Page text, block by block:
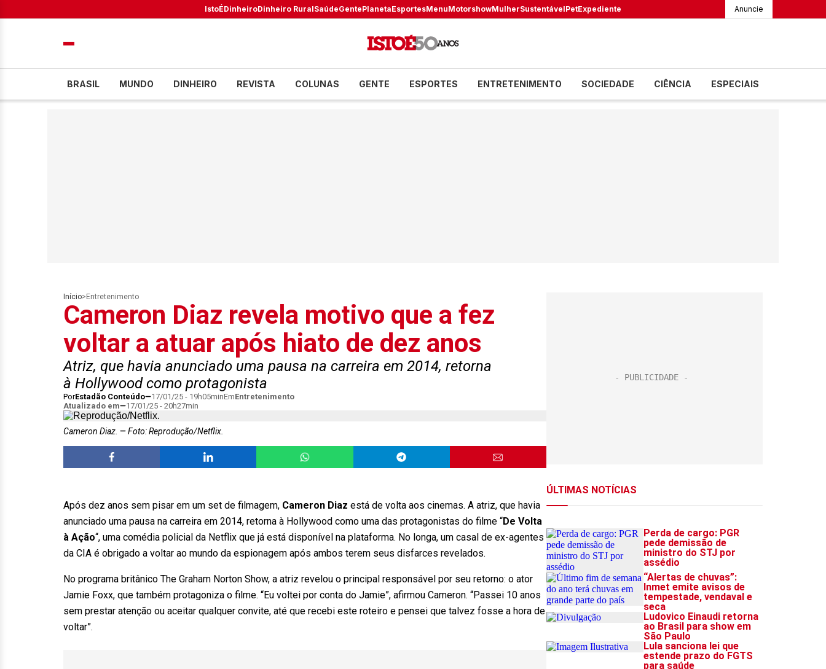
IstoÉDinheiroDinheiro RuralSaúdeGentePlanetaEsportesMenuMotorshowMulherSustentávelPetExpediente Anuncie
BRASIL MUNDO DINHEIRO REVISTA COLUNAS GENTE ESPORTES ENTRETENIMENTO SOCIEDADE CIÊNCIA ESPECIAIS
Início> Entretenimento
Cameron Diaz revela motivo que a fez
voltar a atuar após hiato de dez anos
Atriz, que havia anunciado uma pausa na carreira em 2014, retorna
à Hollywood como protagonista
PorEstadão Conteúdo 17/01/25 - 19h05minEmEntretenimento
Atualizado em
17/01/25 - 20h27min
Cameron Diaz. Foto: Reprodução/Netflix.
Após dez anos sem pisar em um set de filmagem, Cameron Diaz está de volta aos cinemas. A atriz, que havia
anunciado uma pausa na carreira em 2014, retorna à Hollywood como uma das protagonistas do filme “De Volta
à Ação“, uma comédia policial da Netflix que já está disponível na plataforma. No longa, um casal de ex-agentes
da CIA é obrigado a voltar ao mundo da espionagem após ambos terem seus disfarces revelados.
No programa britânico The Graham Norton Show, a atriz revelou o principal responsável por seu retorno: o ator
Jamie Foxx, que também protagoniza o filme. “Eu voltei por conta do Jamie”, afirmou Cameron. “Passei 10 anos
sem prestar atenção ou aceitar qualquer convite, até que recebi este roteiro e pensei que talvez fosse a hora de
voltar”.